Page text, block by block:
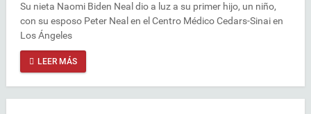
Su nieta Naomi Biden Neal dio a luz a su primer hijo, un niño,
con su esposo Peter Neal en el Centro Médico Cedars-Sinai en
Los Ángeles
LEER MÁS